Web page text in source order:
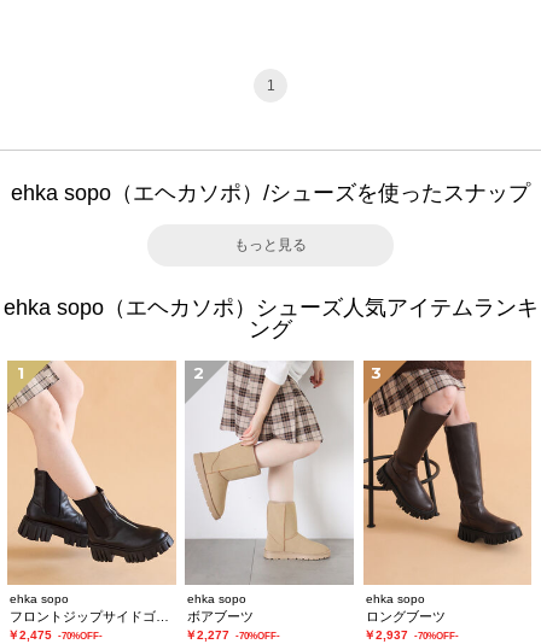
1
ehka sopo（エヘカソポ）/シューズを使ったスナップ
もっと見る
ehka sopo（エヘカソポ）シューズ人気アイテムランキ
ング
1
ehka sopo
￥2,475 -70%OFF-
2
ehka sopo
ボアブーツ
￥2,277 -70%OFF-
3
ehka sopo
ロングブーツ
￥2,937 -70%OFF-